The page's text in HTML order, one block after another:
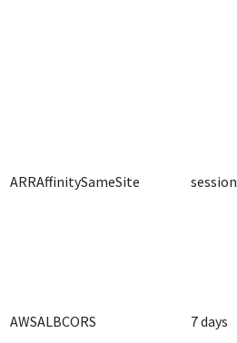
ARRAffinitySameSite session
AWSALBCORS 7 days